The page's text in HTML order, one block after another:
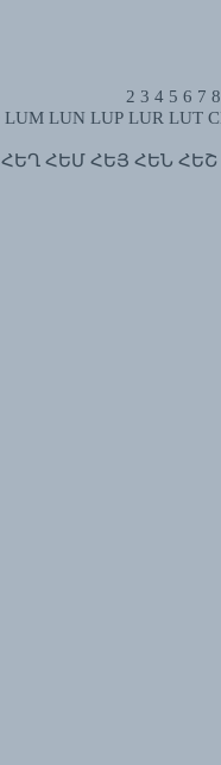
2 3 4 5 6 7 8
LUM LUN LUP LUR LUT
ՀԵՂ ՀԵՄ ՀԵՅ ՀԵՆ ՀԵՇ